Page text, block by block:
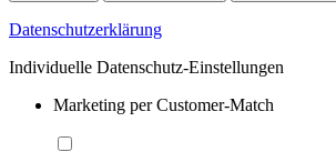
Datenschutzerklärung
Individuelle Datenschutz-Einstellungen
Marketing per Customer-Match